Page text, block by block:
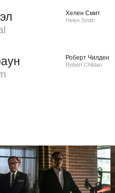
Хелен Смит
Helen Smith
Роберт Чилден
Robert Childan